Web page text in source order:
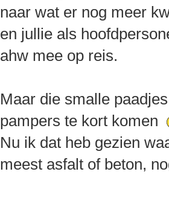
naar wat er nog meer
en jullie als
ahw mee op reis.
Maar die smalle
pampers te kort komen
Nu ik dat heb gezien
meest asfalt of beton,